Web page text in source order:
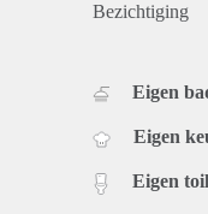
Bezichtiging
Eigen
Eigen
Eigen